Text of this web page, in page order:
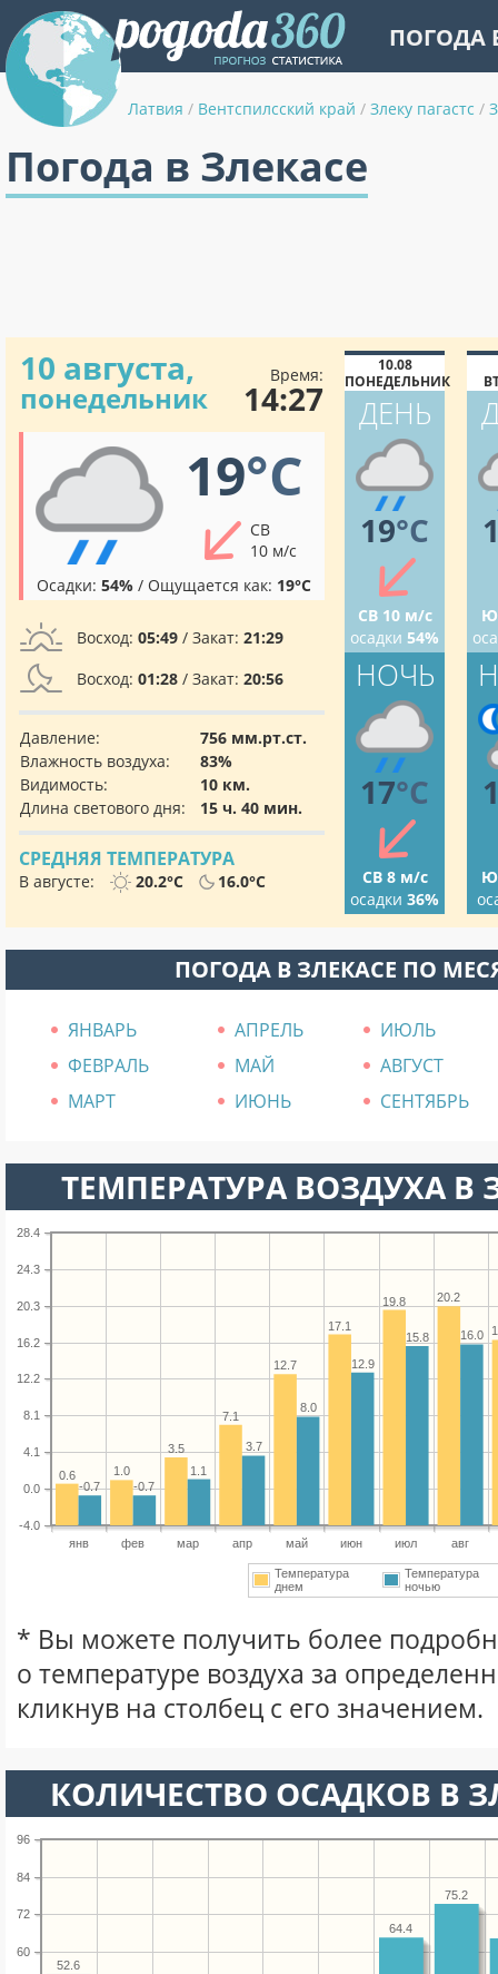
ПОГОДА
Латвия / Вентспилсский край / Злеку пагастс /
Погода в Злекасе
10 августа,
понедельник
Время:
14:27
19°C
СВ
10 м/с
Осадки: 54% / Ощущается как: 19°C
Восход: 05:49 / Закат: 21:29
Восход: 01:28 / Закат: 20:56
Давление:
756 мм.рт.ст.
Влажность воздуха:
83%
Видимость:
10 км.
Длина светового дня:
15 ч. 40 мин.
СРЕДНЯЯ ТЕМПЕРАТУРА
В августе: 20.2°C 16.0°C
10.08
ПОНЕДЕЛЬНИК
ДЕНЬ
19°C
СВ 10 м/с
осадки 54%
НОЧЬ
17°C
СВ 8 м/с
осадки 36%
ПОГОДА В ЗЛЕКАСЕ ПО
ЯНВАРЬ АПРЕЛЬ
ИЮЛЬ
ФЕВРАЛЬ
МАЙ
АВГУСТ
МАРТ
ИЮНЬ СЕНТЯБРЬ
ТЕМПЕРАТУРА ВОЗДУХА В
янв фев мар апр май июн июл авг
-4.0
0.0
4.1
8.1
12.2
16.2
20.3
24.3
28.4
20.2
19.8
17.1
12.7
7.1
3.5
1.0
0.6
16.0
15.8
12.9
8.0
3.7
1.1
-0.7
-0.7
Температура
днем
Температура
ночью
* Вы можете получить более
о температуре воздуха за
кликнув на столбец с его значением.
КОЛИЧЕСТВО ОСАДКОВ В
60
72
84
96
75.2
64.4
52.6